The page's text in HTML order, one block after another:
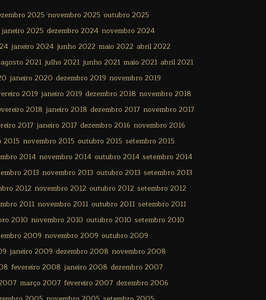
2025 novembro 2025 outubro 2025
janeiro 2025 dezembro 2024 novembro 2024
janeiro 2024 junho 2022 maio 2022 abril 2022
agosto 2021 julho 2021 junho 2021 maio 2021 abril 2021
janeiro 2020 dezembro 2019 novembro 2019
2019 janeiro 2019 dezembro 2018 novembro 2018
2018 janeiro 2018 dezembro 2017 novembro 2017
2017 janeiro 2017 dezembro 2016 novembro 2016
2015 novembro 2015 outubro 2015 setembro 2015
2014 novembro 2014 outubro 2014 setembro 2014
2013 novembro 2013 outubro 2013 setembro 2013
2012 novembro 2012 outubro 2012 setembro 2012
2011 novembro 2011 outubro 2011 setembro 2011
2010 novembro 2010 outubro 2010 setembro 2010
2009 novembro 2009 outubro 2009
janeiro 2009 dezembro 2008 novembro 2008
fevereiro 2008 janeiro 2008 dezembro 2007
março 2007 fevereiro 2007 dezembro 2006